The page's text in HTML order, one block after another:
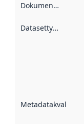
Dokumentasjon
Datasettype
Metadatakvalitet